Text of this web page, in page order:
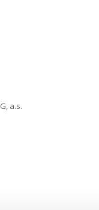
a.s.